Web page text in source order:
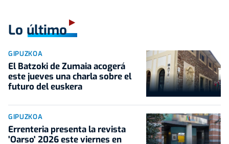
Lo último
GIPUZKOA
El Batzoki de Zumaia acogerá
este jueves una charla sobre el
futuro del euskera
GIPUZKOA
Errenteria presenta la revista
'Oarso' 2026 este viernes en